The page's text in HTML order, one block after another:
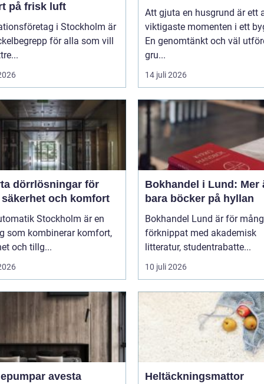
på frisk luft
i Stockholm är
för alla som vill
Att gjuta en husgrund är ett
viktigaste momenten i ett
En genomtänkt och väl
gru...
14 juli 2026
dörrlösningar för
och komfort
Stockholm är en
som kombinerar komfort,
och tillg...
Bokhandel i Lund: Mer
bara böcker på hyllan
Bokhandel Lund är för
förknippat med akademisk
litteratur, studentrabatte...
10 juli 2026
avesta
Heltäckningsmattor